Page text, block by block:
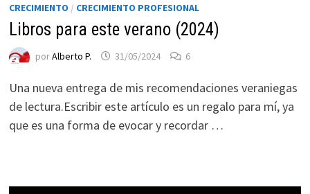
CRECIMIENTO / CRECIMIENTO PROFESIONAL
Libros para este verano (2024)
porAlberto P. 31/05/2024 6
Una nueva entrega de mis recomendaciones veraniegas
de lectura.Escribir este artículo es un regalo para mí, ya
que es una forma de evocar y recordar …
Necesarias
Estas
cookies no
opcionales.